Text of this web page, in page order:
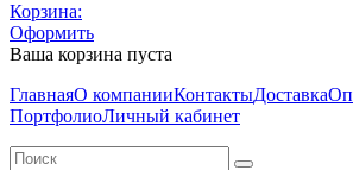
Корзина:
Оформить
Ваша корзина пуста
ГлавнаяО компанииКонтактыДоставка
ПортфолиоЛичный кабинет